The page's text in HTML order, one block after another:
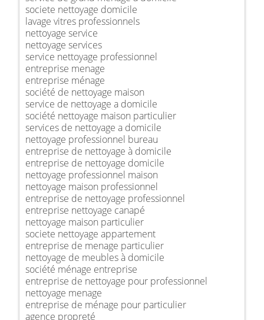
societe nettoyage domicile
lavage vitres professionnels
nettoyage service
nettoyage services
service nettoyage professionnel
entreprise menage
entreprise ménage
société de nettoyage maison
service de nettoyage a domicile
société nettoyage maison particulier
services de nettoyage a domicile
nettoyage professionnel bureau
entreprise de nettoyage à domicile
entreprise de nettoyage domicile
nettoyage professionnel maison
nettoyage maison professionnel
entreprise de nettoyage professionnel
entreprise nettoyage canapé
nettoyage maison particulier
societe nettoyage appartement
entreprise de menage particulier
nettoyage de meubles à domicile
société ménage entreprise
entreprise de nettoyage pour professionnel
nettoyage menage
entreprise de ménage pour particulier
agence propreté